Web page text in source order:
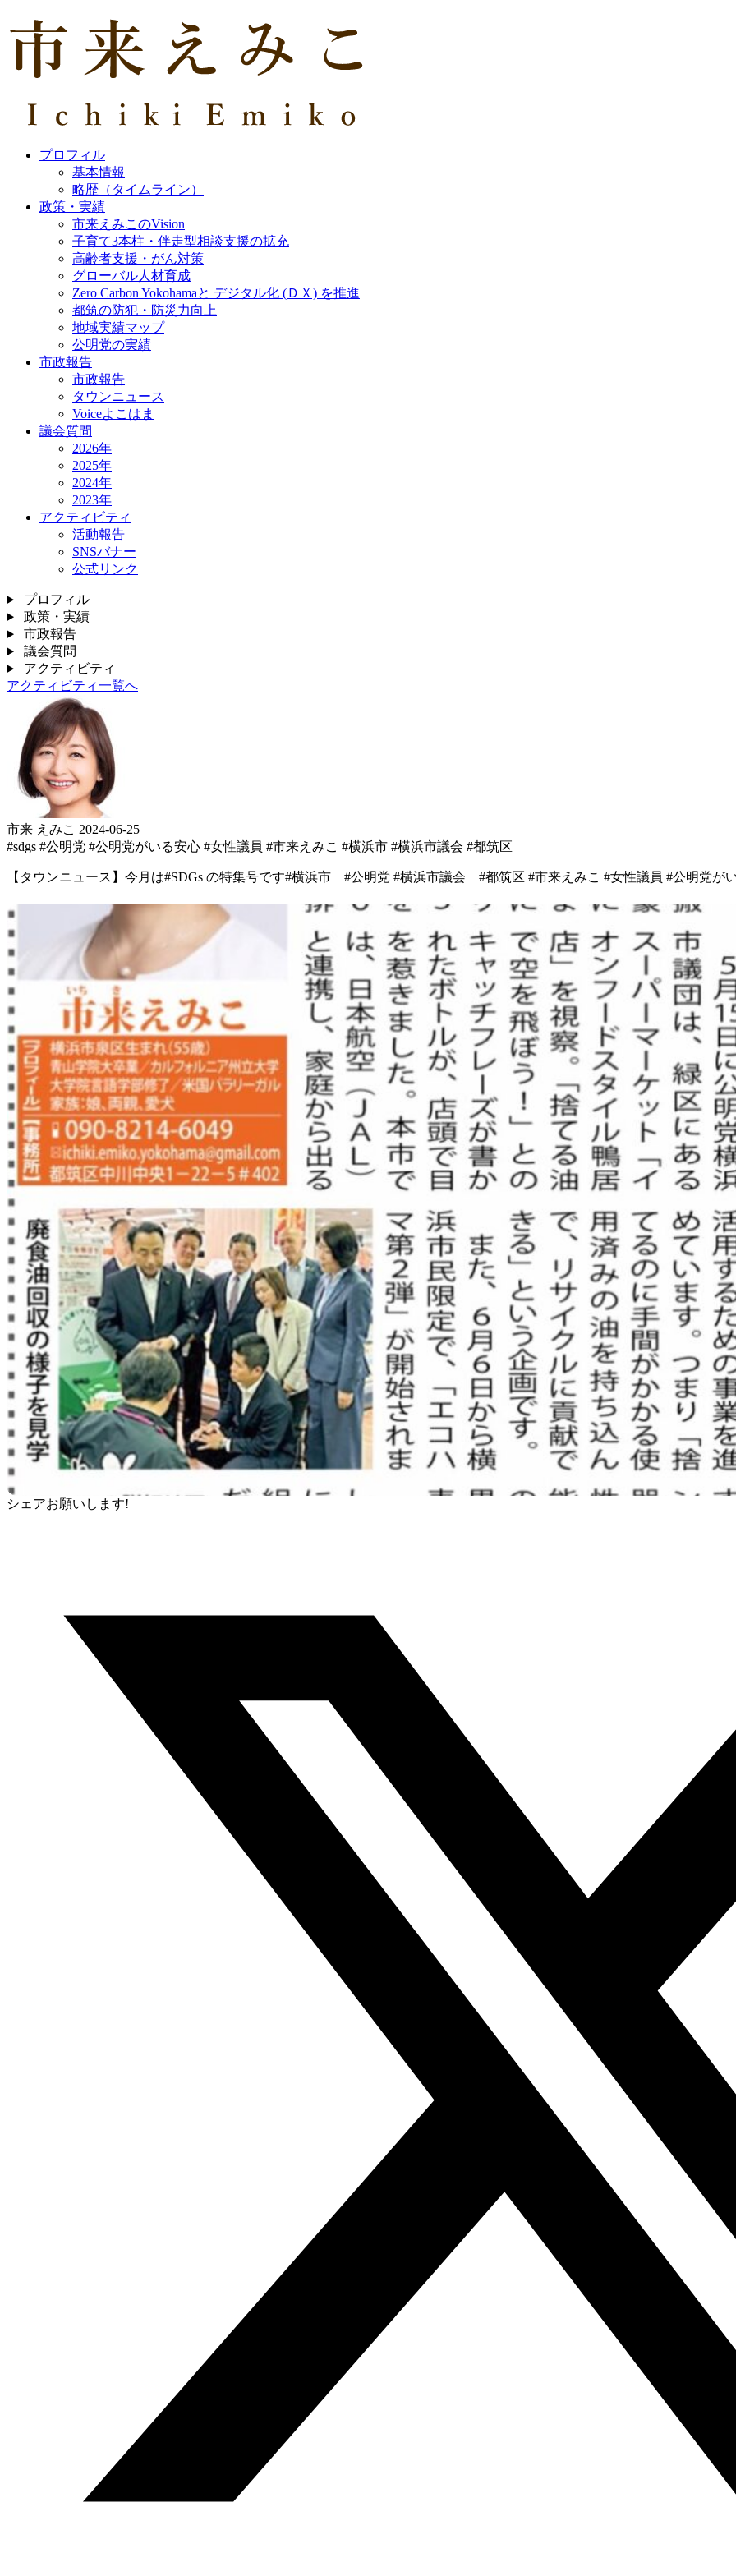
プロフィル
基本情報
略歴（タイムライン）
政策・実績
市来えみこのVision
子育て3本柱・伴走型相談支援の拡充
高齢者支援・がん対策
グローバル人材育成
Zero Carbon Yokohamaと デジタル化 (ＤＸ) を推進
都筑の防犯・防災力向上
地域実績マップ
公明党の実績
市政報告
市政報告
タウンニュース
Voiceよこはま
議会質問
2026年
2025年
2024年
2023年
アクティビティ
活動報告
SNSバナー
公式リンク
プロフィル
政策・実績
市政報告
議会質問
アクティビティ
アクティビティ一覧へ
市来 えみこ 2024-06-25
#sdgs #公明党 #公明党がいる安心 #女性議員 #市来えみこ #横浜市 #横浜市議会 #都筑区
【タウンニュース】 今月は #SDGs の特集号です #横浜市 #公明党 #横浜市議会 #都筑区 #市来えみこ #女性議員 #公明党が
シェアお願いします!